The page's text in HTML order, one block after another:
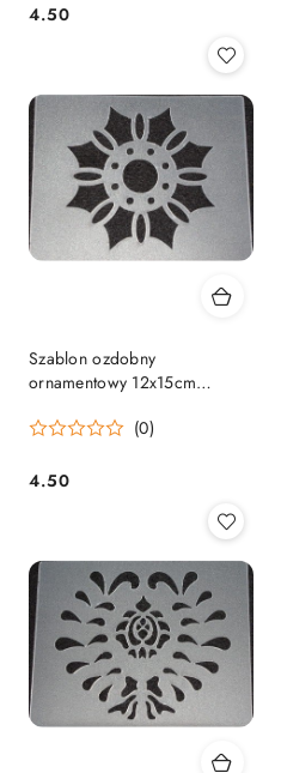
Cena:
4.50
Szablon ozdobny
ornamentowy 12x15cm
(0)
Cena:
4.50